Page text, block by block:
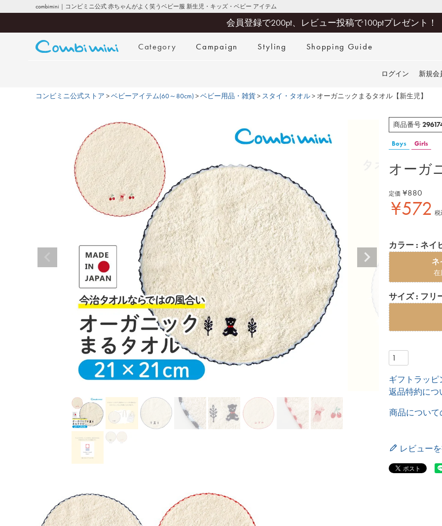
combimini｜コンビミニ公式 赤ちゃんがよく笑うベビー服 新生児・キッズ・ベビー アイテム
会員登録で200pt、レビュー投稿で100ptプレゼント！
Category Campaign Styling Shopping Guide
ログイン 新規会
検索
コンビミニ公式ストア ベビーアイテム(60～80cm) ベビー用品・雑貨 スタイ・タオル オーガニックまるタオル【新生児】
商品番号
Boys Girls
オーガ
定価 ¥880
¥572 税
カラー ネイ
ネ
在
サイズ フリ
ギフトラッ
返品特約につ
商品につい
レビュー